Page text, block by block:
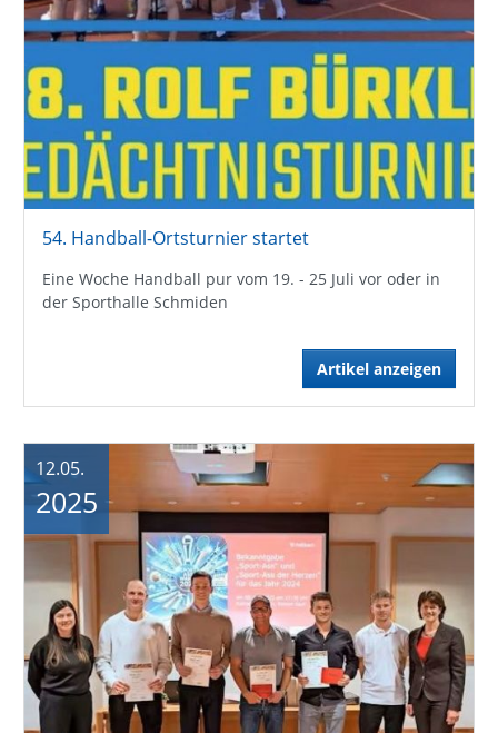
54. Handball-Ortsturnier startet
Eine Woche Handball pur vom 19. - 25 Juli vor oder in
der Sporthalle Schmiden
Artikel anzeigen
12.05.
2025